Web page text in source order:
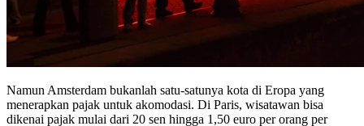
Namun Amsterdam bukanlah satu-satunya kota di Eropa yang
menerapkan pajak untuk akomodasi. Di Paris, wisatawan bisa
dikenai pajak mulai dari 20 sen hingga 1,50 euro per orang per